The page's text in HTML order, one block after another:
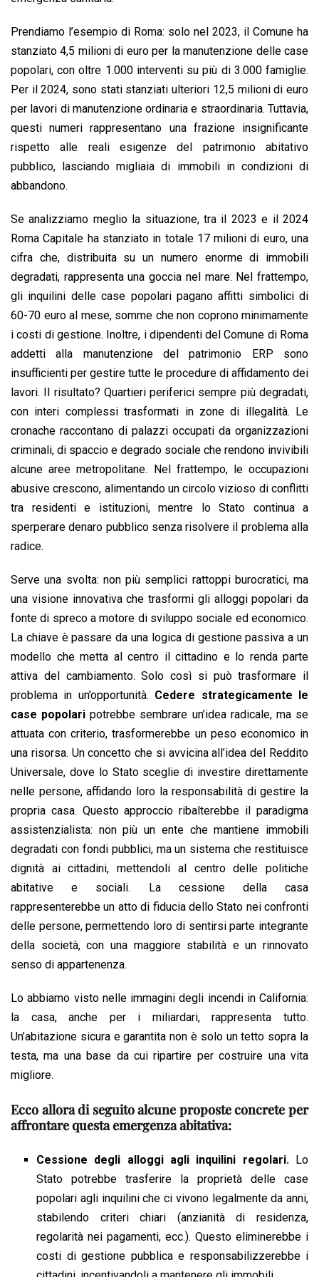
Prendiamo l’esempio di Roma: solo nel 2023, il Comune ha
stanziato 4,5 milioni di euro per la manutenzione delle case
popolari, con oltre 1.000 interventi su più di 3.000 famiglie.
Per il 2024, sono stati stanziati ulteriori 12,5 milioni di euro
per lavori di manutenzione ordinaria e straordinaria. Tuttavia,
questi numeri rappresentano una frazione insignificante
rispetto alle reali esigenze del patrimonio abitativo
pubblico, lasciando migliaia di immobili in condizioni di
abbandono.
Se analizziamo meglio la situazione, tra il 2023 e il 2024
Roma Capitale ha stanziato in totale 17 milioni di euro, una
cifra che, distribuita su un numero enorme di immobili
degradati, rappresenta una goccia nel mare. Nel frattempo,
gli inquilini delle case popolari pagano affitti simbolici di
60-70 euro al mese, somme che non coprono minimamente
i costi di gestione. Inoltre, i dipendenti del Comune di Roma
addetti alla manutenzione del patrimonio ERP sono
insufficienti per gestire tutte le procedure di affidamento dei
lavori. Il risultato? Quartieri periferici sempre più degradati,
con interi complessi trasformati in zone di illegalità. Le
cronache raccontano di palazzi occupati da organizzazioni
criminali, di spaccio e degrado sociale che rendono invivibili
alcune aree metropolitane. Nel frattempo, le occupazioni
abusive crescono, alimentando un circolo vizioso di conflitti
tra residenti e istituzioni, mentre lo Stato continua a
sperperare denaro pubblico senza risolvere il problema alla
radice.
Serve una svolta: non più semplici rattoppi burocratici, ma
una visione innovativa che trasformi gli alloggi popolari da
fonte di spreco a motore di sviluppo sociale ed economico.
La chiave è passare da una logica di gestione passiva a un
modello che metta al centro il cittadino e lo renda parte
attiva del cambiamento. Solo così si può trasformare il
problema in un’opportunità. Cedere strategicamente le
case popolari potrebbe sembrare un’idea radicale, ma se
attuata con criterio, trasformerebbe un peso economico in
una risorsa. Un concetto che si avvicina all’idea del Reddito
Universale, dove lo Stato sceglie di investire direttamente
nelle persone, affidando loro la responsabilità di gestire la
propria casa. Questo approccio ribalterebbe il paradigma
assistenzialista: non più un ente che mantiene immobili
degradati con fondi pubblici, ma un sistema che restituisce
dignità ai cittadini, mettendoli al centro delle politiche
abitative e sociali. La cessione della casa
rappresenterebbe un atto di fiducia dello Stato nei confronti
delle persone, permettendo loro di sentirsi parte integrante
della società, con una maggiore stabilità e un rinnovato
senso di appartenenza.
Lo abbiamo visto nelle immagini degli incendi in California:
la casa, anche per i miliardari, rappresenta tutto.
Un’abitazione sicura e garantita non è solo un tetto sopra la
testa, ma una base da cui ripartire per costruire una vita
migliore.
Ecco allora di seguito alcune proposte concrete per
affrontare questa emergenza abitativa:
Cessione degli alloggi agli inquilini regolari. Lo
Stato potrebbe trasferire la proprietà delle case
popolari agli inquilini che ci vivono legalmente da anni,
stabilendo criteri chiari (anzianità di residenza,
regolarità nei pagamenti, ecc.). Questo eliminerebbe i
costi di gestione pubblica e responsabilizzerebbe i